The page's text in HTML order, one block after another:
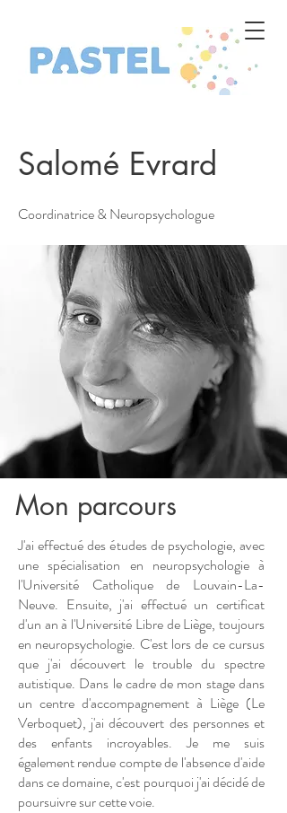
Salomé Evrard
Coordinatrice & Neuropsychologue
Mon parcours
J'ai effectué des études de psychologie, avec
une spécialisation en neuropsychologie à
l'Université Catholique de Louvain-La-
Neuve. Ensuite, j'ai effectué un certificat
d'un an à l'Université Libre de Liège, toujours
en neuropsychologie. C'est lors de ce cursus
que j'ai découvert le trouble du spectre
autistique. Dans le cadre de mon stage dans
un centre d'accompagnement à Liège (Le
Verboquet), j'ai découvert des personnes et
des enfants incroyables. Je me suis
également rendue compte de l'absence d'aide
dans ce domaine, c'est pourquoi j'ai décidé de
poursuivre sur cette voie.